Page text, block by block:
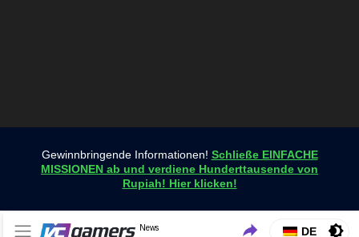
Gewinnbringende Informationen! Schließe EINFACHE
MISSIONEN ab und verdiene Hunderttausende von
Rupiah! Hier klicken!
VCGamers-Neuigkeiten
News
Holen Sie sich die neuesten Spielnachrichten nur bei
VCGamers
DE